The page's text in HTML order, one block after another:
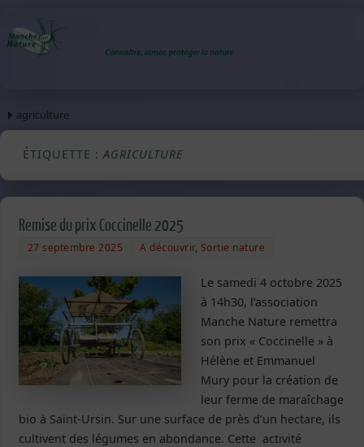
agriculture
ÉTIQUETTE :AGRICULTURE
Remise du prix Coccinelle 2025
27 septembre 2025 A découvrir, Sortie nature
Le samedi 4 octobre 2025
à 14h30, l’association
Manche Nature remettra
son prix « Coccinelle » à
Hélène et Emmanuel
Mury pour la création de
leur ferme de maraîchage
bio à Saint-Ursin. Sur une surface de près d’un hectare, ils
cultivent des légumes en abondance. Cette activité